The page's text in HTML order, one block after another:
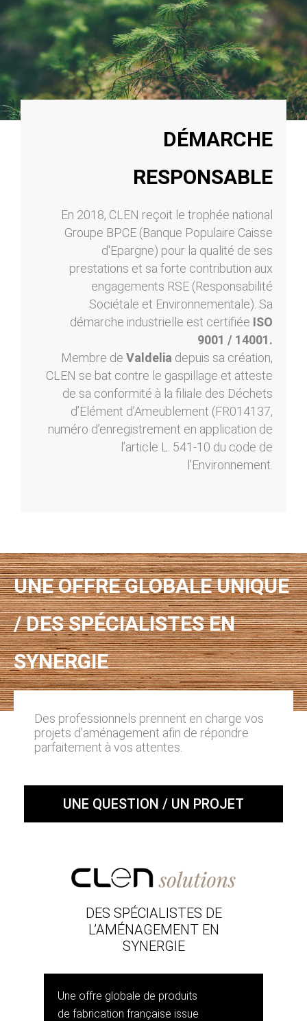
DÉMARCHE
RESPONSABLE
En 2018, CLEN reçoit le trophée national
Groupe BPCE (Banque Populaire Caisse
d'Epargne) pour la qualité de ses
prestations et sa forte contribution aux
engagements RSE (Responsabilité
Sociétale et Environnementale). Sa
démarche industrielle est certifiée ISO
9001 / 14001.
Membre de Valdelia depuis sa création,
CLEN se bat contre le gaspillage et atteste
de sa conformité à la filiale des Déchets
d’Elément d’Ameublement (FR014137,
numéro d’enregistrement en application de
l’article L. 541-10 du code de
l’Environnement.
UNE OFFRE GLOBALE UNIQUE
/ DES SPÉCIALISTES EN
SYNERGIE
Des professionnels prennent en charge vos
projets d'aménagement afin de répondre
parfaitement à vos attentes.
UNE QUESTION / UN PROJET
DES SPÉCIALISTES DE
L’AMÉNAGEMENT EN
SYNERGIE
Une offre globale de produits
de fabrication française issue